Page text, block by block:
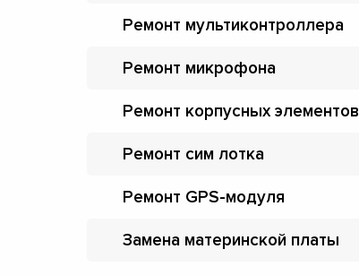
Ремонт мультиконтроллера
Ремонт микрофона
Ремонт корпусных элементов
Ремонт сим лотка
Ремонт GPS-модуля
Замена материнской платы